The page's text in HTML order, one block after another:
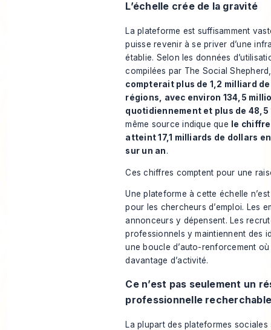
L’échelle crée de la gravité
La plateforme est suffisamment
puisse revenir à se priver d’une
établie. Selon les données
compilées par The Social Shepherd
compterait plus de 1,2 milliard
régions, avec environ 134,5
quotidiennement et plus de 48,5
même source indique que
le
atteint 17,1 milliards de dollars
sur un an.
Ces chiffres comptent pour une
Une plateforme à cette échelle
pour les chercheurs d’emploi. Les
annonceurs y dépensent. Les
professionnels y maintiennent des
une boucle d’auto-renforcement
davantage d’activité.
Ce n’est pas seulement un
professionnelle
La plupart des plateformes